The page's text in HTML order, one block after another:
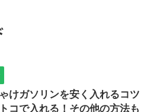
けガソリンを安く入れるコツ
コで入れる！その他の方法も